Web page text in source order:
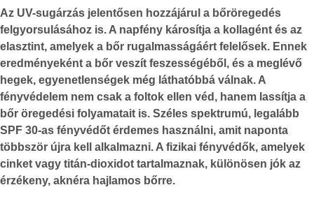
Az UV-sugárzás jelentősen hozzájárul a bőröregedés
felgyorsulásához is. A napfény károsítja a kollagént és az
elasztint, amelyek a bőr rugalmasságáért felelősek. Ennek
eredményeként a bőr veszít feszességéből, és a meglévő
hegek, egyenetlenségek még láthatóbbá válnak. A
fényvédelem nem csak a foltok ellen véd, hanem lassítja a
bőr öregedési folyamatait is. Széles spektrumú, legalább
SPF 30-as fényvédőt érdemes használni, amit naponta
többször újra kell alkalmazni. A fizikai fényvédők, amelyek
cinket vagy titán-dioxidot tartalmaznak, különösen jók az
érzékeny, aknéra hajlamos bőrre.